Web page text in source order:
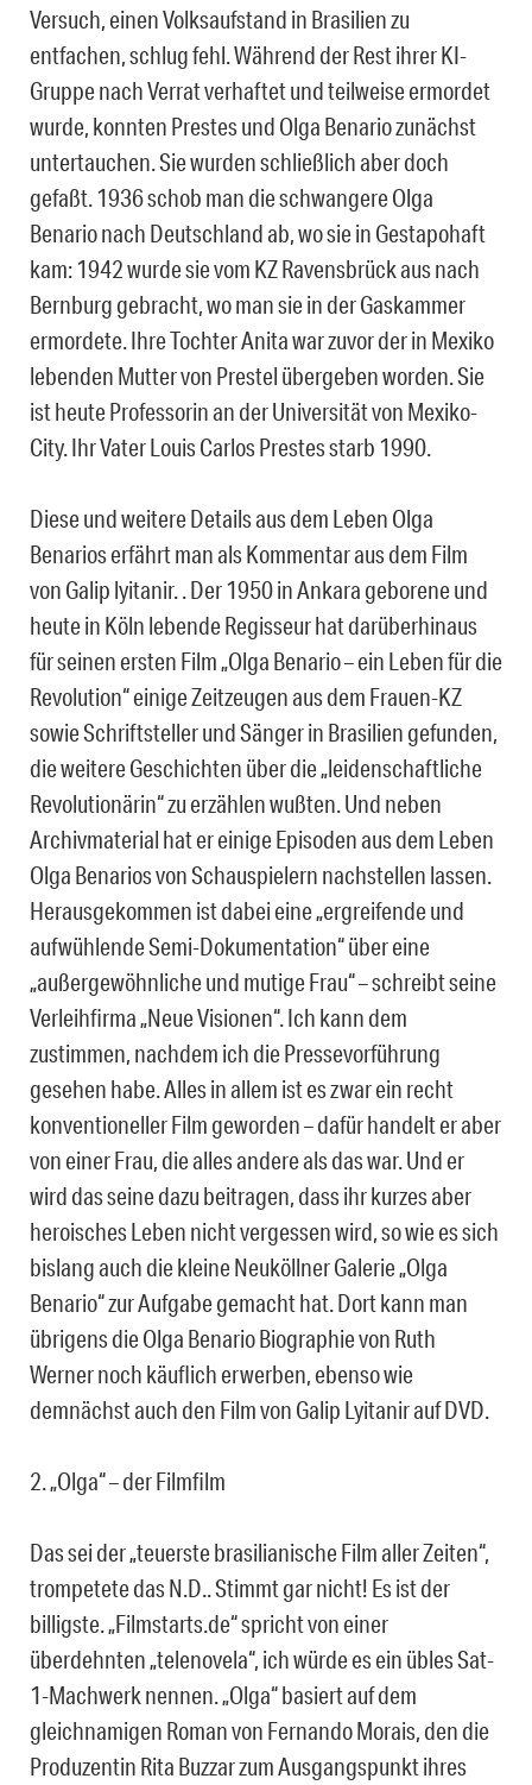
Versuch, einen Volksaufstand in Brasilien zu
entfachen, schlug fehl. Während der Rest ihrer KI-
Gruppe nach Verrat verhaftet und teilweise ermordet
wurde, konnten Prestes und Olga Benario zunächst
untertauchen. Sie wurden schließlich aber doch
gefaßt. 1936 schob man die schwangere Olga
Benario nach Deutschland ab, wo sie in Gestapohaft
kam: 1942 wurde sie vom KZ Ravensbrück aus nach
Bernburg gebracht, wo man sie in der Gaskammer
ermordete. Ihre Tochter Anita war zuvor der in Mexiko
lebenden Mutter von Prestel übergeben worden. Sie
ist heute Professorin an der Universität von Mexiko-
City. Ihr Vater Louis Carlos Prestes starb 1990.
Diese und weitere Details aus dem Leben Olga
Benarios erfährt man als Kommentar aus dem Film
von Galip lyitanir. . Der 1950 in Ankara geborene und
heute in Köln lebende Regisseur hat darüberhinaus
für seinen ersten Film „Olga Benario – ein Leben für die
Revolution“ einige Zeitzeugen aus dem Frauen-KZ
sowie Schriftsteller und Sänger in Brasilien gefunden,
die weitere Geschichten über die „leidenschaftliche
Revolutionärin“ zu erzählen wußten. Und neben
Archivmaterial hat er einige Episoden aus dem Leben
Olga Benarios von Schauspielern nachstellen lassen.
Herausgekommen ist dabei eine „ergreifende und
aufwühlende Semi-Dokumentation“ über eine
„außergewöhnliche und mutige Frau“ – schreibt seine
Verleihfirma „Neue Visionen“. Ich kann dem
zustimmen, nachdem ich die Pressevorführung
gesehen habe. Alles in allem ist es zwar ein recht
konventioneller Film geworden – dafür handelt er aber
von einer Frau, die alles andere als das war. Und er
wird das seine dazu beitragen, dass ihr kurzes aber
heroisches Leben nicht vergessen wird, so wie es sich
bislang auch die kleine Neuköllner Galerie „Olga
Benario“ zur Aufgabe gemacht hat. Dort kann man
übrigens die Olga Benario Biographie von Ruth
Werner noch käuflich erwerben, ebenso wie
demnächst auch den Film von Galip Lyitanir auf DVD.
2. „Olga“ – der Filmfilm
Das sei der „teuerste brasilianische Film aller Zeiten“,
trompetete das N.D.. Stimmt gar nicht! Es ist der
billigste. „Filmstarts.de“ spricht von einer
überdehnten „telenovela“, ich würde es ein übles Sat-
1-Machwerk nennen. „Olga“ basiert auf dem
gleichnamigen Roman von Fernando Morais, den die
Produzentin Rita Buzzar zum Ausgangspunkt ihres